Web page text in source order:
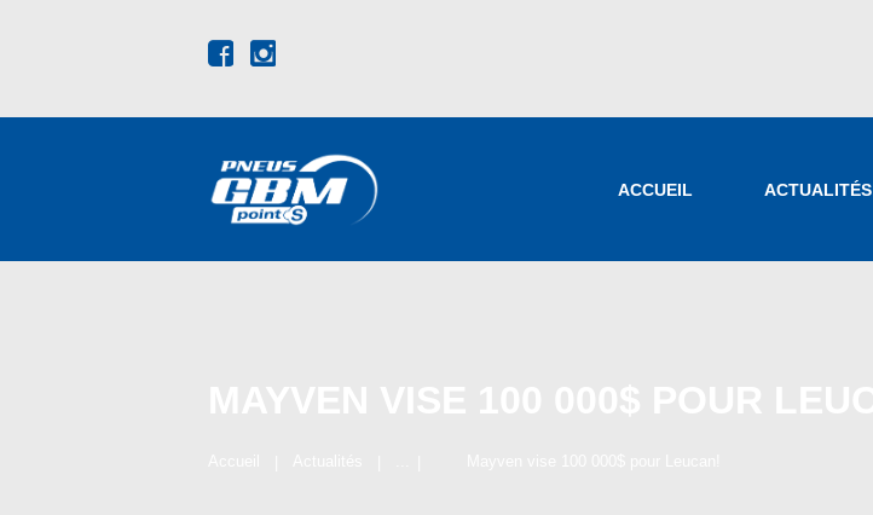
ACCUEIL ACTUALITÉS
NOTRE ENTREPRISE
CARRIÈRES